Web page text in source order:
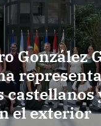
González
castellanos
el exterior